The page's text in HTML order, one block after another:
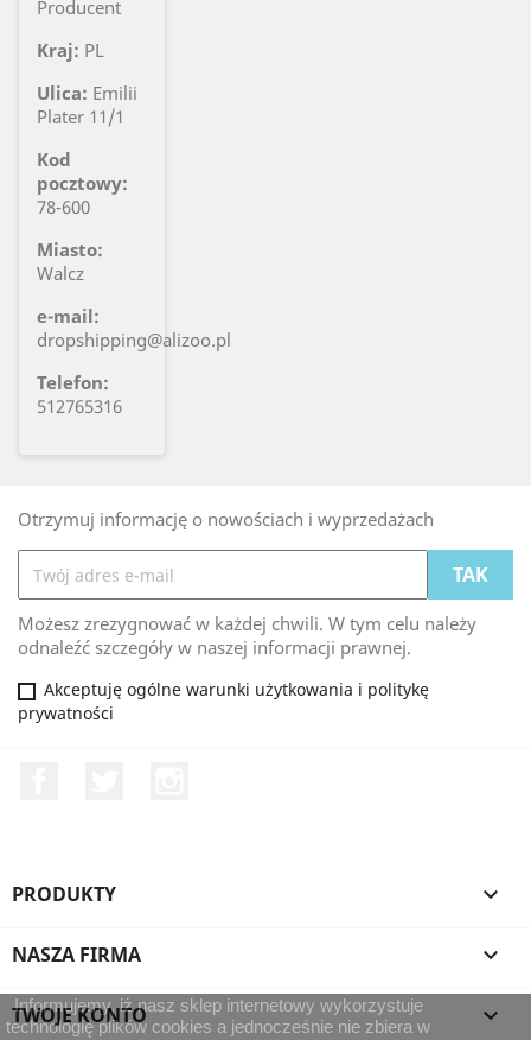
Producent
Kraj: PL
Ulica: Emilii
Plater 11/1
Kod
pocztowy:
78-600
Miasto:
Walcz
e-mail:
dropshipping@alizoo.pl
Telefon:
512765316
Otrzymuj informację o nowościach i wyprzedażach
Możesz zrezygnować w każdej chwili. W tym celu należy
odnaleźć szczegóły w naszej informacji prawnej.
Akceptuję ogólne warunki użytkowania i politykę
prywatności
PRODUKTY 
NASZA FIRMA 
TWOJE KONTO 
Informujemy, iż nasz sklep internetowy wykorzystuje
technologię plików cookies a jednocześnie nie zbiera w